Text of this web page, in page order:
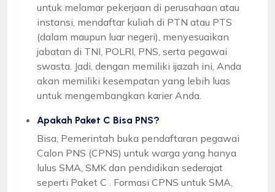
untuk melamar pekerjaan di perusahaan atau
instansi, mendaftar kuliah di PTN atau PTS
(dalam maupun luar negeri), menyesuaikan
jabatan di TNI, POLRI, PNS, serta pegawai
swasta. Jadi, dengan memiliki ijazah ini, Anda
akan memiliki kesempatan yang lebih luas
untuk mengembangkan karier Anda.
Apakah Paket C Bisa PNS?
Bisa, Pemerintah buka pendaftaran pegawai
Calon PNS (CPNS) untuk warga yang hanya
lulus SMA, SMK dan pendidikan sederajat
seperti Paket C . Formasi CPNS untuk SMA,